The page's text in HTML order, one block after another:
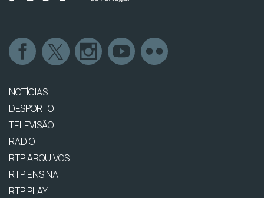
NOTÍCIAS
DESPORTO
TELEVISÃO
RÁDIO
RTP ARQUIVOS
RTP ENSINA
RTP PLAY